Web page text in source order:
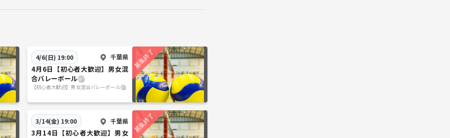
4/6(日) 19:00 千葉県
4月6日【初心者大歓迎】男女混
合バレーボール🏐
【初心者大歓迎】男女混合バレーボール🏐
3/14(金) 19:00 千葉県
3月14日【初心者大歓迎】男女